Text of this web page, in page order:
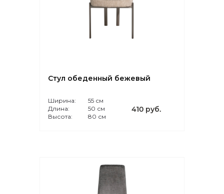
Стул обеденный бежевый
Ширина:
55 см
Длина:
50 см
Высота:
80 см
410 руб.